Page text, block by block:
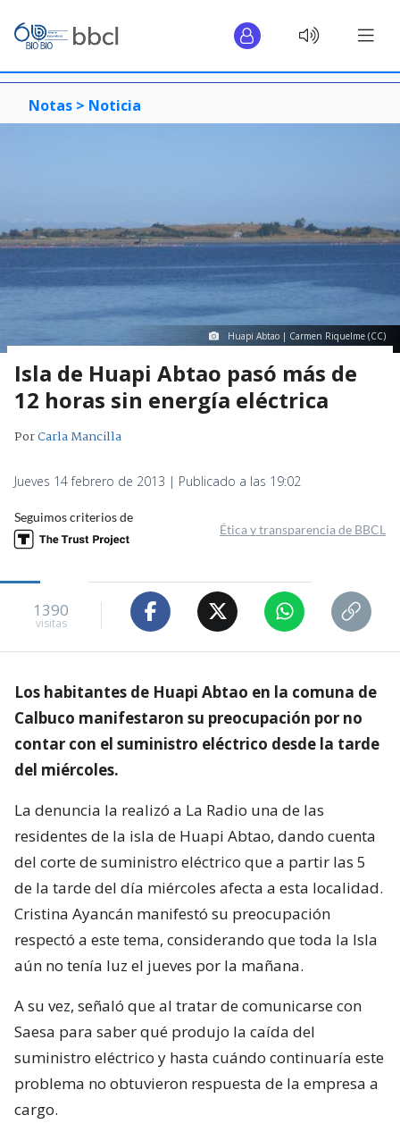
Notas > Noticia
Huapi Abtao | Carmen Riquelme (CC)
Isla de Huapi Abtao pasó más de
12 horas sin energía eléctrica
PorCarla Mancilla
Jueves 14 febrero de 2013 | Publicado a las 19:02
Seguimos criterios de
Ética y transparencia de BBCL
1390
visitas
Los habitantes de Huapi Abtao en la comuna de
Calbuco manifestaron su preocupación por no
contar con el suministro eléctrico desde la tarde
del miércoles.
La denuncia la realizó a La Radio una de las
residentes de la isla de Huapi Abtao, dando cuenta
del corte de suministro eléctrico que a partir las 5
de la tarde del día miércoles afecta a esta localidad.
Cristina Ayancán manifestó su preocupación
respectó a este tema, considerando que toda la Isla
aún no tenía luz el jueves por la mañana.
A su vez, señaló que al tratar de comunicarse con
Saesa para saber qué produjo la caída del
suministro eléctrico y hasta cuándo continuaría este
problema no obtuvieron respuesta de la empresa a
cargo.